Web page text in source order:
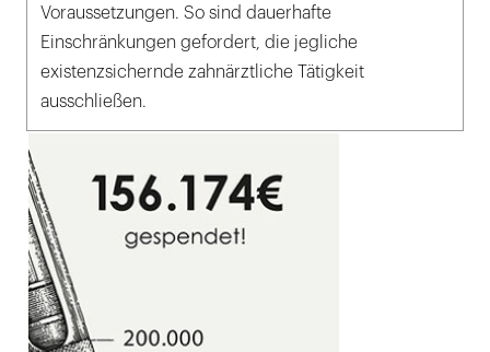
Voraussetzungen. So sind dauerhafte
Einschränkungen gefordert, die jegliche
existenzsichernde zahnärztliche Tätigkeit
ausschließen.